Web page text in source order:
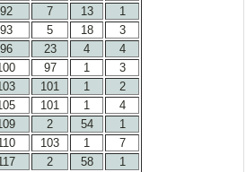
92 7 13
1
93 5 18
3
96 23 4
4
97 1
3
101 1
2
101 1
4
2 54
1
103 1
7
2 58
1